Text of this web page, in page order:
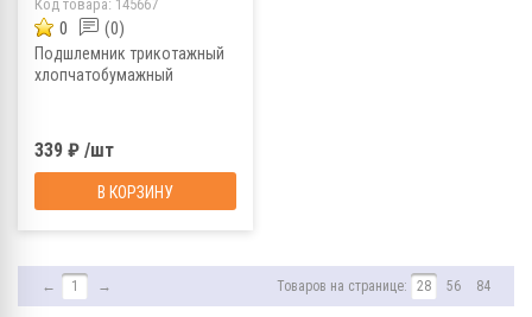
Код товара: 145667
0 (0)
Подшлемник трикотажный
хлопчатобумажный
339 ₽ /шт
В КОРЗИНУ
← 1 → Товаров на странице: 28 56 84